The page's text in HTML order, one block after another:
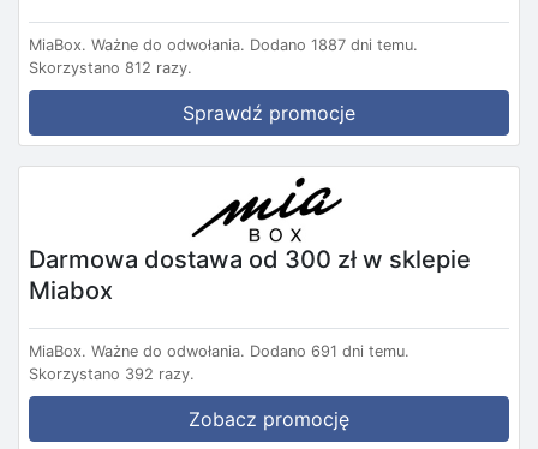
MiaBox. Ważne do odwołania. Dodano 1887 dni temu.
Skorzystano 812 razy.
Sprawdź promocje
Darmowa dostawa od 300 zł w sklepie
Miabox
MiaBox. Ważne do odwołania. Dodano 691 dni temu.
Skorzystano 392 razy.
Zobacz promocję